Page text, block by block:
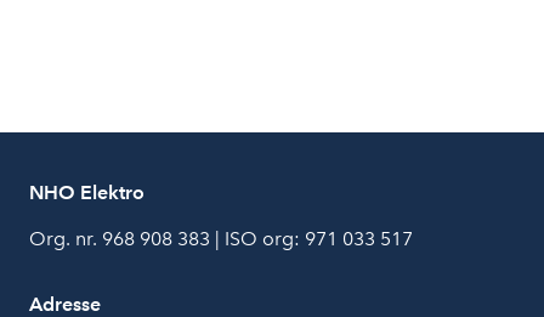
NHO Elektro
Org. nr. 968 908 383 | ISO org: 971 033 517
Adresse